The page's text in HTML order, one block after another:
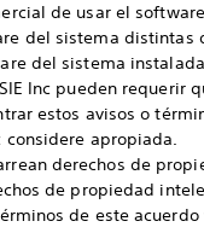
de usar el
del sistema distintas
del sistema instalada
Inc pueden requerir
estos avisos o
apropiada.
derechos de
de propiedad
de este acuerdo